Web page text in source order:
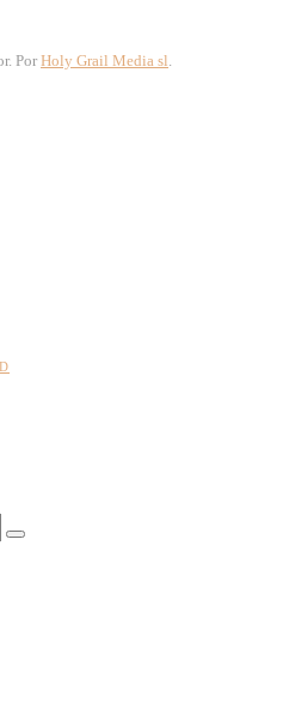
Por Holy Grail Media sl